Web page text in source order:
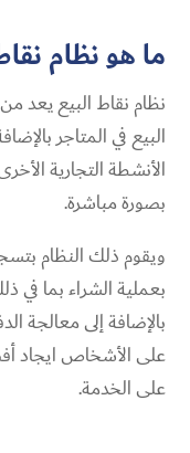
ما هو نظام
نظام نقاط البيع يعد
البيع في المتاجر
الأنشطة التجارية
بصورة مباشرة.
ويقوم ذلك النظام
بعملية الشراء بما
بالإضافة إلى معالجة
على الأشخاص ايجاد
على الخدمة.